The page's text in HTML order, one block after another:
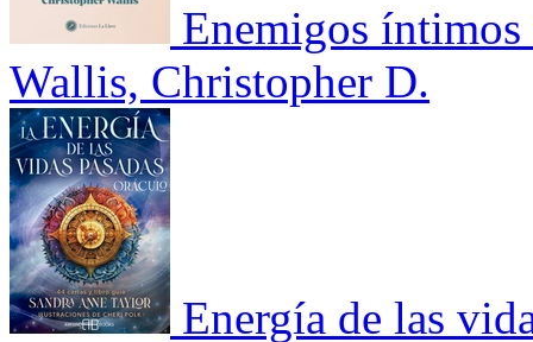
Enemigos íntimos
Wallis, Christopher D.
Energía de las